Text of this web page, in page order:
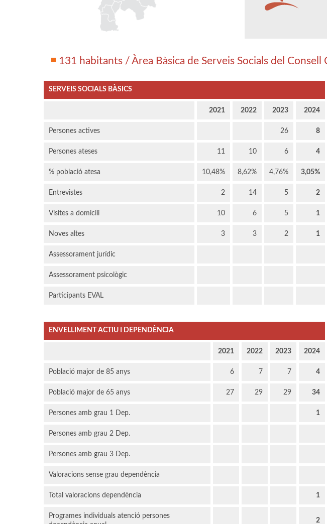
131 habitants / Àrea Bàsica de Serveis Socials del Consell
SERVEIS SOCIALS BÀSICS
2021 2022 2023 2024
Persones actives 26 8
Persones ateses 11 10 6 4
% població atesa 10,48% 8,62% 4,76% 3,05%
Entrevistes 2 14 5 2
Visites a domicili 10 6 5 1
Noves altes 3 3 2 1
Assessorament jurídic
Assessorament psicològic
Participants EVAL
ENVELLIMENT ACTIU I DEPENDÈNCIA
2021 2022 2023 2024
Població major de 85 anys 6 7 7 4
Població major de 65 anys 27 29 29 34
Persones amb grau 1 Dep. 1
Persones amb grau 2 Dep.
Persones amb grau 3 Dep.
Valoracions sense grau dependència
Total valoracions dependència 1
Programes individuals atenció persones
2